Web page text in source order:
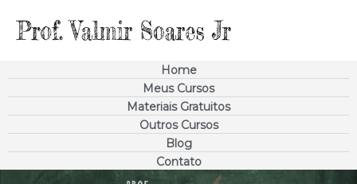
para
Home
Meus Cursos
Materiais Gratuitos
Outros Cursos
Blog
Contato